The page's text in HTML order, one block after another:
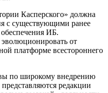
Касперского» должна
с существующими ранее
ИБ.
от
платформе всестороннего
по широкому внедрению
редакции